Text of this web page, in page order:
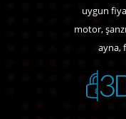
uygun
motor,
ayna,